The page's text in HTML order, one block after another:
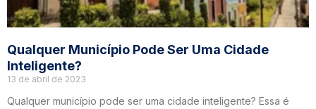
Qualquer Município Pode Ser Uma Cidade
Inteligente?
13 de abril de 2023
Qualquer município pode ser uma cidade inteligente? Essa é